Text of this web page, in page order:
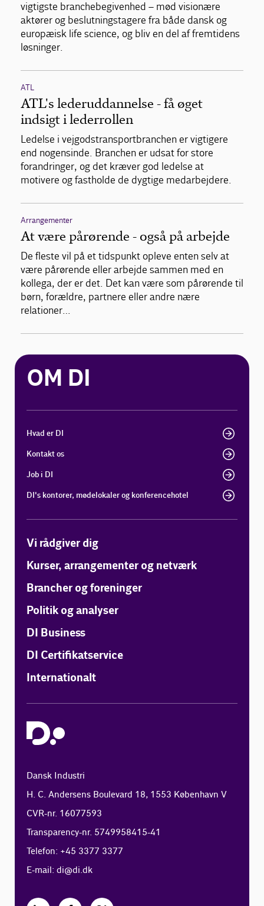
vigtigste branchebegivenhed – mød visionære
aktører og beslutningstagere fra både dansk og
europæisk life science, og bliv en del af fremtidens
løsninger.
ATL
ATL's lederuddannelse - få øget
indsigt i lederrollen
Ledelse i vejgodstransportbranchen er vigtigere
end nogensinde. Branchen er udsat for store
forandringer, og det kræver god ledelse at
motivere og fastholde de dygtige medarbejdere.
Arrangementer
At være pårørende - også på arbejde
De fleste vil på et tidspunkt opleve enten selv at
være pårørende eller arbejde sammen med en
kollega, der er det. Det kan være som pårørende til
børn, forældre, partnere eller andre nære
relationer…
OM DI
Hvad er DI
Kontakt os
Job i DI
DI's kontorer, mødelokaler og konferencehotel
Vi rådgiver dig
Kurser, arrangementer og netværk
Brancher og foreninger
Politik og analyser
DI Business
DI Certifikatservice
Internationalt
Dansk Industri
H. C. Andersens Boulevard 18, 1553 København V
CVR-nr. 16077593
Transparency-nr. 5749958415-41
Telefon: +45 3377 3377
E-mail:di@di.dk